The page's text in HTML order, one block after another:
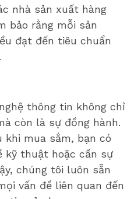
nhà sản xuất hàng
bảo rằng mỗi sản
đạt đến tiêu chuẩn
thông tin không chỉ
còn là sự đồng hành.
khi mua sắm, bạn có
kỹ thuật hoặc cần sự
chúng tôi luôn sẵn
vấn đề liên quan đến